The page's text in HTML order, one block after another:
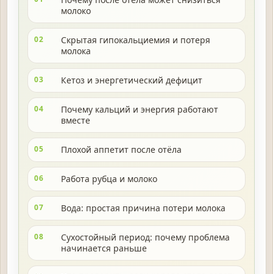
молоко
02
Скрытая гипокальциемия и потеря
молока
03 Кетоз и энергетический дефицит
04
Почему кальций и энергия работают
вместе
05 Плохой аппетит после отёла
06 Работа рубца и молоко
07 Вода: простая причина потери молока
08
Сухостойный период: почему проблема
начинается раньше